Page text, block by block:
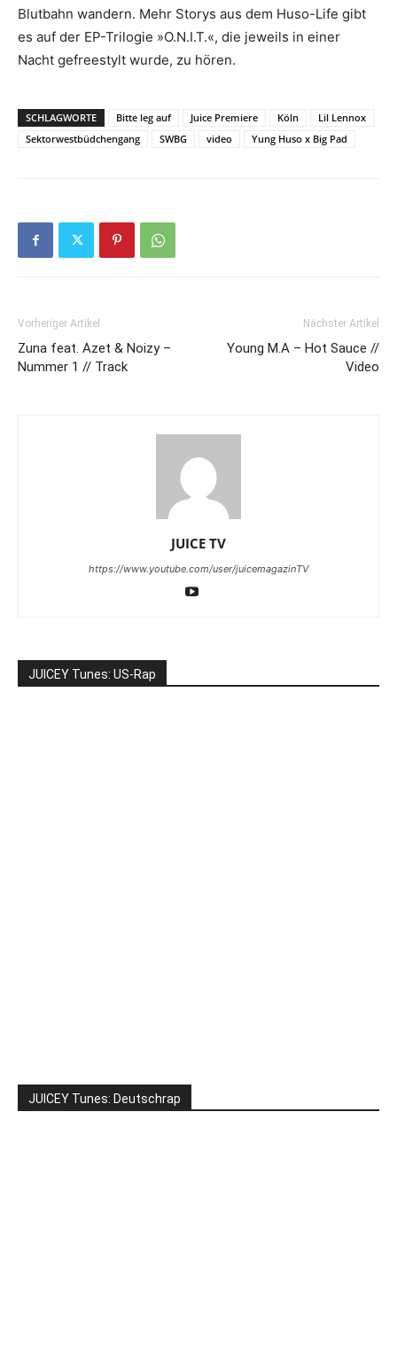
Blutbahn wandern. Mehr Storys aus dem Huso-Life gibt
es auf der EP-Trilogie »O.N.I.T.«, die jeweils in einer
Nacht gefreestylt wurde, zu hören.
SCHLAGWORTE Bitte leg auf Juice Premiere Köln
Lil Lennox
Sektorwestbüdchengang
SWBG video Yung Huso x Big Pad
Vorheriger Artikel
Zuna feat. Azet & Noizy –
Nummer 1 // Track
Nächster Artikel
Young M.A – Hot Sauce //
Video
JUICE TV
https://www.youtube.com/user/juicemagazinTV
JUICEY Tunes: US-Rap
JUICEY Tunes: Deutschrap